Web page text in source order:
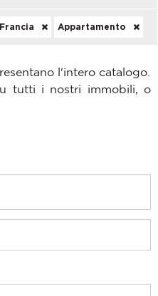
Appartamento
l'intero catalogo.
tutti i nostri immobili, o